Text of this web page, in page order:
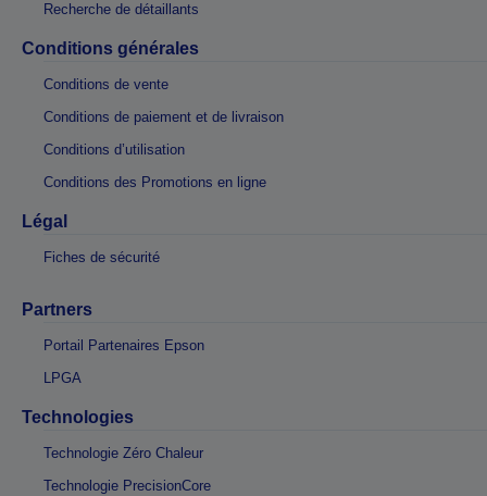
Recherche de détaillants
Conditions générales
Conditions de vente
Conditions de paiement et de livraison
Conditions d’utilisation
Conditions des Promotions en ligne
Légal
Fiches de sécurité
Partners
Portail Partenaires Epson
LPGA
Technologies
Technologie Zéro Chaleur
Technologie PrecisionCore